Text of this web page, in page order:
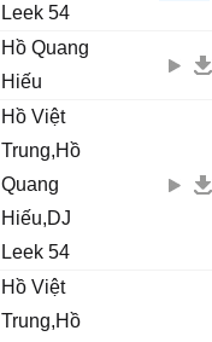
13/04/15 12:40
Leek 54
Hồ Quang
Hiếu
Hồ Việt
Trung,Hồ
Quang
Hiếu,DJ
Leek 54
Hồ Việt
Trung,Hồ